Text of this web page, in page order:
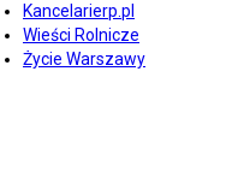
Kancelarierp.pl
Wieści Rolnicze
Życie Warszawy